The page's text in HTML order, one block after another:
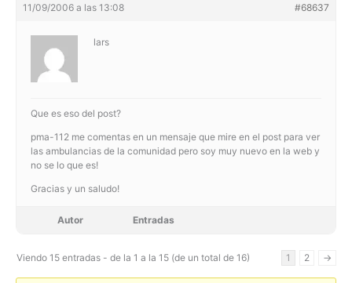
11/09/2006 a las 13:08 #68637
lars
Que es eso del post?
pma-112 me comentas en un mensaje que mire en el post para ver
las ambulancias de la comunidad pero soy muy nuevo en la web y
no se lo que es!
Gracias y un saludo!
Autor Entradas
Viendo 15 entradas - de la 1 a la 15 (de un total de 16) 1 2 →